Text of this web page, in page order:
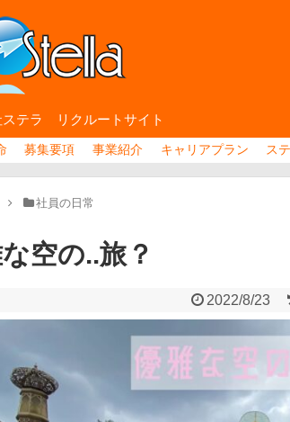
ステラ リクルートサイト
募集要項 事業紹介 キャリアプラン ス
社員の日常
空の..旅？
2022/8/23